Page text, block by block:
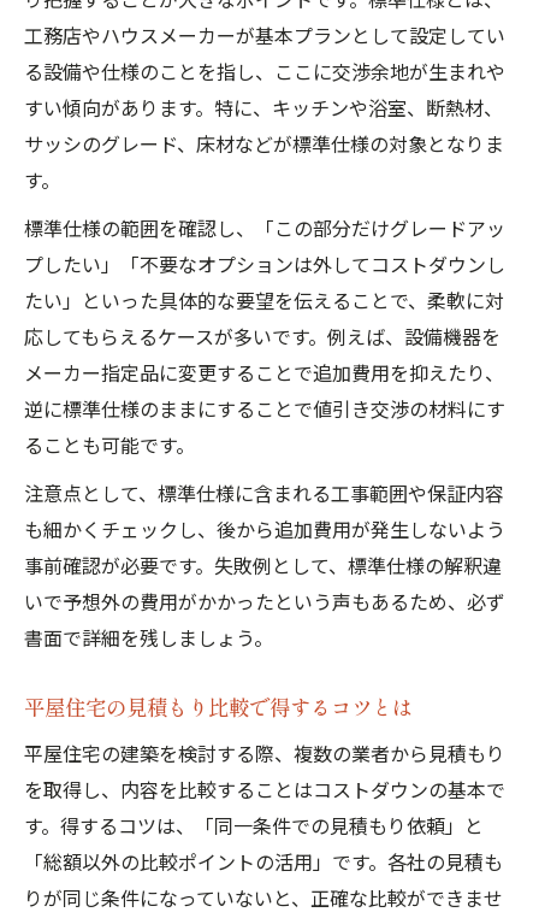
工務店やハウスメーカーが基本プランとして設定してい
る設備や仕様のことを指し、ここに交渉余地が生まれや
すい傾向があります。特に、キッチンや浴室、断熱材、
サッシのグレード、床材などが標準仕様の対象となりま
す。
標準仕様の範囲を確認し、「この部分だけグレードアッ
プしたい」「不要なオプションは外してコストダウンし
たい」といった具体的な要望を伝えることで、柔軟に対
応してもらえるケースが多いです。例えば、設備機器を
メーカー指定品に変更することで追加費用を抑えたり、
逆に標準仕様のままにすることで値引き交渉の材料にす
ることも可能です。
注意点として、標準仕様に含まれる工事範囲や保証内容
も細かくチェックし、後から追加費用が発生しないよう
事前確認が必要です。失敗例として、標準仕様の解釈違
いで予想外の費用がかかったという声もあるため、必ず
書面で詳細を残しましょう。
平屋住宅の見積もり比較で得するコツとは
平屋住宅の建築を検討する際、複数の業者から見積もり
を取得し、内容を比較することはコストダウンの基本で
す。得するコツは、「同一条件での見積もり依頼」と
「総額以外の比較ポイントの活用」です。各社の見積も
りが同じ条件になっていないと、正確な比較ができませ